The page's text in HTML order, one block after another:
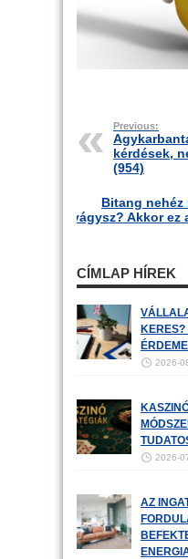
Previous:
kérdések,
(954)
Bitang
vágysz? Akkor ez
CÍMLAP HÍREK
KERES?
2026-
2026-
AZ